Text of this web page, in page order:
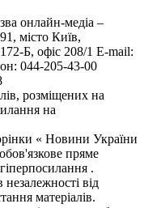
онлайн-медіа –
місто Київ,
Б, офіс 208/1 E-mail:
044-205-43-00
розміщених на
на
« Новини України
пряме
.
від
матеріалів.